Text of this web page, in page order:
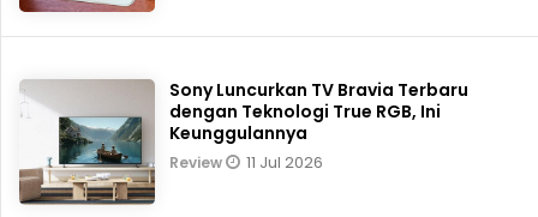
Sony Luncurkan TV Bravia Terbaru
dengan Teknologi True RGB, Ini
Keunggulannya
Review 11 Jul 2026